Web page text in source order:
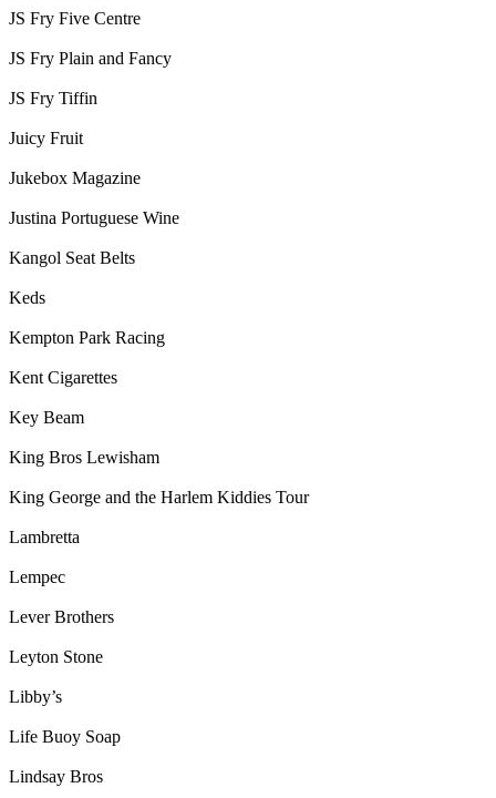
JS Fry Five Centre
JS Fry Plain and Fancy
JS Fry Tiffin
Juicy Fruit
Jukebox Magazine
Justina Portuguese Wine
Kangol Seat Belts
Keds
Kempton Park Racing
Kent Cigarettes
Key Beam
King Bros Lewisham
King George and the Harlem Kiddies Tour
Lambretta
Lempec
Lever Brothers
Leyton Stone
Libby’s
Life Buoy Soap
Lindsay Bros